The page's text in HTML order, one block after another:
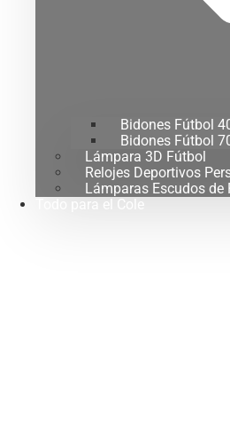
Bidones Fútbol
Bidones Fútbol
Lámpara 3D Fútbol
Relojes Deportivos
Lámparas Escudos de
Todo para el Cole